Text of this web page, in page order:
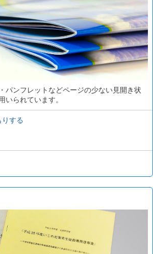
パンフレットなどページの少ない見開き状
いられています。
りする